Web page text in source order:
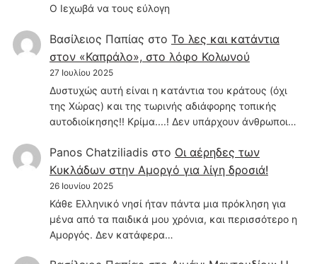
Ο Ιεχωβά να τους εύλογη
Βασίλειος Παπίας στο Το λες και κατάντια
στον «Καπράλο», στο λόφο Κολωνού
27 Ιουλίου 2025
Δυστυχώς αυτή είναι η κατάντια του κράτους (όχι
της Χώρας) και της τωρινής αδιάφορης τοπικής
αυτοδιοίκησης!! Κρίμα....! Δεν υπάρχουν άνθρωποι…
Panos Chatziliadisστο Οι αέρηδες των
Κυκλάδων στην Αμοργό για λίγη δροσιά!
26 Ιουνίου 2025
Κάθε Ελληνικό νησί ήταν πάντα μια πρόκληση για
μένα από τα παιδικά μου χρόνια, και περισσότερο η
Αμοργός. Δεν κατάφερα…